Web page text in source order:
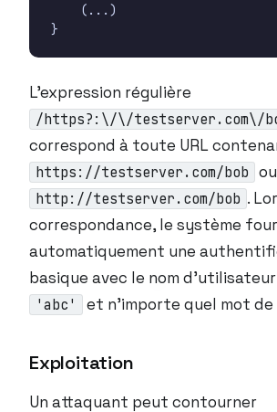
(...)
}
L’expression régulière
/https?:\/\/testserver.com\/
correspond à toute URL
https://testserver.com/bob ou
http://testserver.com/bob .
correspondance, le système
automatiquement une
basique avec le nom
'abc' et n’importe quel mot de
Exploitation
Un attaquant peut contourner